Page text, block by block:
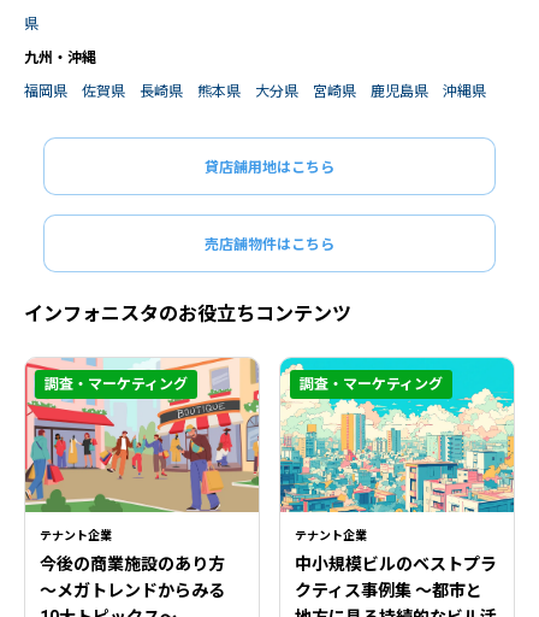
県
九州・沖縄
福岡県
佐賀県 長崎県 熊本県 大分県 宮崎県 鹿児島県 沖縄県
貸店舗用地はこちら
売店舗物件はこちら
インフォニスタのお役立ちコンテンツ
テナント企業
今後の商業施設のあり方
〜メガトレンドからみる
調査・マーケティング
テナント企業
中小規模ビルのベストプラ
クティス事例集 ～都市と
調査・マーケティング